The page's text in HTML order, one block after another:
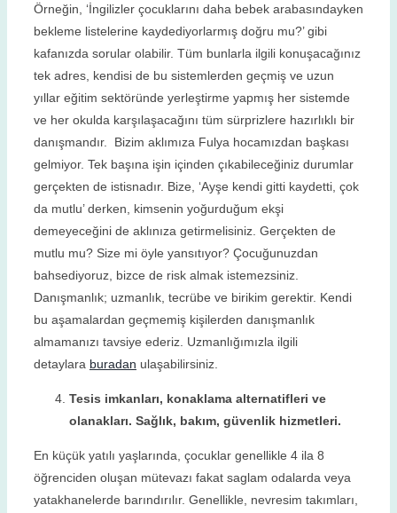
Örneğin, ‘İngilizler çocuklarını daha bebek arabasındayken
bekleme listelerine kaydediyorlarmış doğru mu?’ gibi
kafanızda sorular olabilir. Tüm bunlarla ilgili konuşacağınız
tek adres, kendisi de bu sistemlerden geçmiş ve uzun
yıllar eğitim sektöründe yerleştirme yapmış her sistemde
ve her okulda karşılaşacağını tüm sürprizlere hazırlıklı bir
danışmandır. Bizim aklımıza Fulya hocamızdan başkası
gelmiyor. Tek başına işin içinden çıkabileceğiniz durumlar
gerçekten de istisnadır. Bize, ‘Ayşe kendi gitti kaydetti, çok
da mutlu’ derken, kimsenin yoğurduğum ekşi
demeyeceğini de aklınıza getirmelisiniz. Gerçekten de
mutlu mu? Size mi öyle yansıtıyor? Çocuğunuzdan
bahsediyoruz, bizce de risk almak istemezsiniz.
Danışmanlık; uzmanlık, tecrübe ve birikim gerektir. Kendi
bu aşamalardan geçmemiş kişilerden danışmanlık
almamanızı tavsiye ederiz. Uzmanlığımızla ilgili
detaylara buradan ulaşabilirsiniz.
Tesis imkanları, konaklama alternatifleri ve
olanakları. Sağlık, bakım, güvenlik hizmetleri.
En küçük yatılı yaşlarında, çocuklar genellikle 4 ila 8
öğrenciden oluşan mütevazı fakat saglam odalarda veya
yatakhanelerde barındırılır. Genellikle, nevresim takımları,